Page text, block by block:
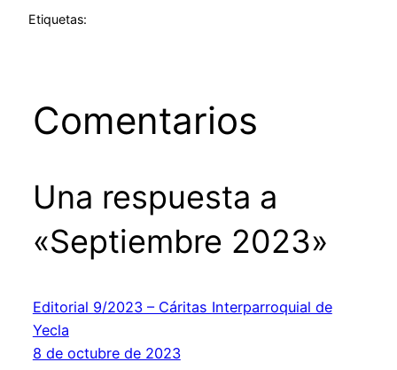
Etiquetas:
Comentarios
Una respuesta a
«Septiembre 2023»
Editorial 9/2023 – Cáritas Interparroquial de
Yecla
8 de octubre de 2023